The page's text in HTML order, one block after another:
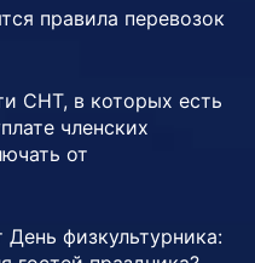
правила перевозок
СНТ, в которых есть
членских
от
физкультурника: